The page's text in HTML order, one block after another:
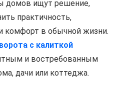
домов ищут решение,
практичность,
комфорт в обычной жизни.
с калиткой
и востребованным
дачи или коттеджа.